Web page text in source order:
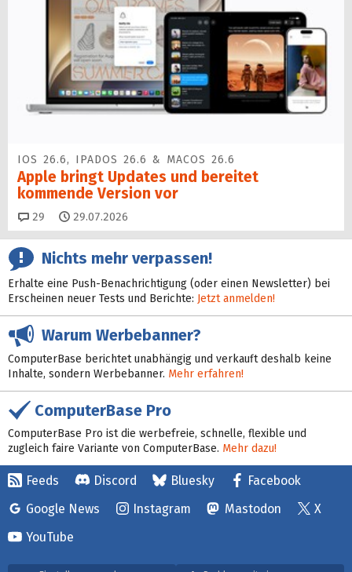
IOS 26.6, IPADOS 26.6 & MACOS 26.6
Apple bringt Updates und bereitet
kommende Version vor
29 Kommentare
29.07.2026
Nichts mehr verpassen!
Erhalte eine Push-Benachrichtigung (oder einen Newsletter) bei
Erscheinen neuer Tests und Berichte: Jetzt anmelden!
Warum Werbebanner?
ComputerBase berichtet unabhängig und verkauft deshalb keine
Inhalte, sondern Werbebanner. Mehr erfahren!
ComputerBase Pro
ComputerBase Pro ist die werbefreie, schnelle, flexible und
zugleich faire Variante von ComputerBase. Mehr dazu!
Feeds Discord Bluesky
Facebook
Google News
Instagram Mastodon
X
YouTube